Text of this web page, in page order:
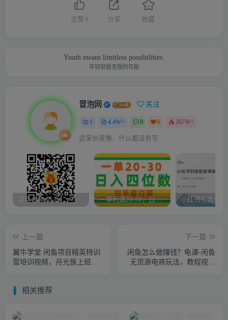
点赞 0 分享 收藏
Youth means limitless possibilities.
年轻就是无限的可能
冒泡网 关注
1 4.4W+ 0 6 267W+
这家伙很懒，什么都没有写...
项目合作 一单利润20-30，日入四位数，空手套白狼，只要做就能赚，简单无套路
上一篇
翼牛学堂 闲鱼项目精英特训
营培训视频，月光族上班族
下一篇
闲鱼怎么做赚钱？龟课-闲鱼
无货源电商玩法，教程视频
相关推荐